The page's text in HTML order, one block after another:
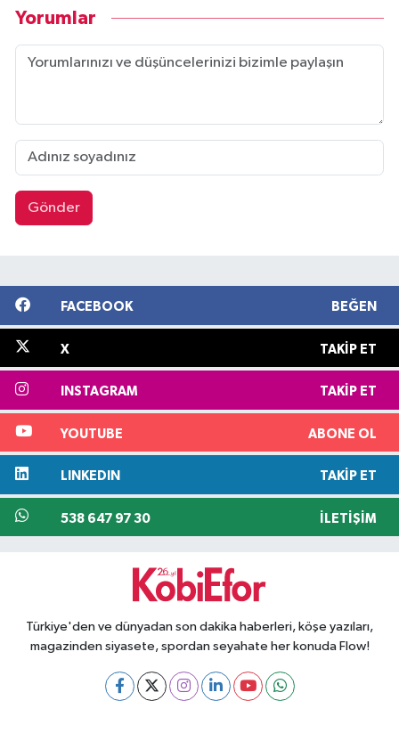
Yorumlar
Gönder
FACEBOOK BEĞEN
X TAKIP ET
INSTAGRAM TAKIP ET
YOUTUBE ABONE OL
LINKEDIN TAKIP ET
538 647 97 30 İLETIŞIM
Türkiye'den ve dünyadan son dakika haberleri, köşe yazıları,
magazinden siyasete, spordan seyahate her konuda Flow!